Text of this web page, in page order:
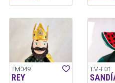
TM049
REY
TM-F01